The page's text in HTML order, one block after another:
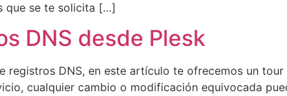
que se te solicita […]
DNS desde Plesk
DNS, en este artículo te ofrecemos un
cualquier cambio o modificación equivocada